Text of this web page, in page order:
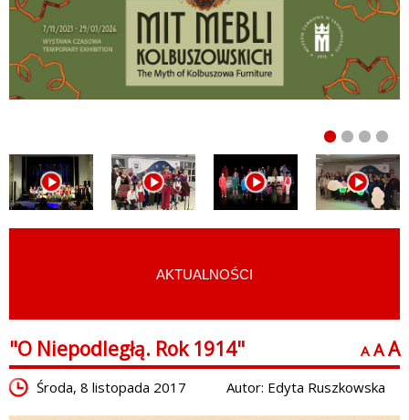
AKTUALNOŚCI
"O Niepodległą. Rok 1914" A A A
Środa, 8 listopada 2017 Autor: Edyta Ruszkowska